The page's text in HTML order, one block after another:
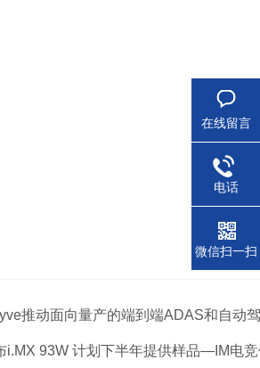
推动面向量产的端到端ADAS和自动
i.MX 93W 计划下半年提供样品—IM电
在线留言
电话
微信扫一扫